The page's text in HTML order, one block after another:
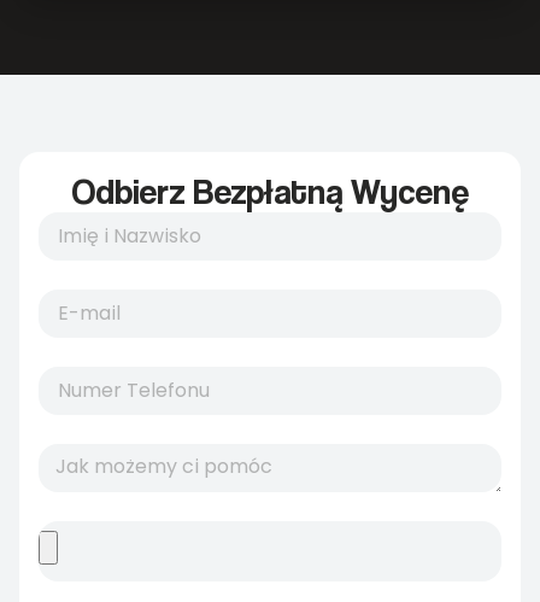
Odbierz Bezpłatną Wycenę